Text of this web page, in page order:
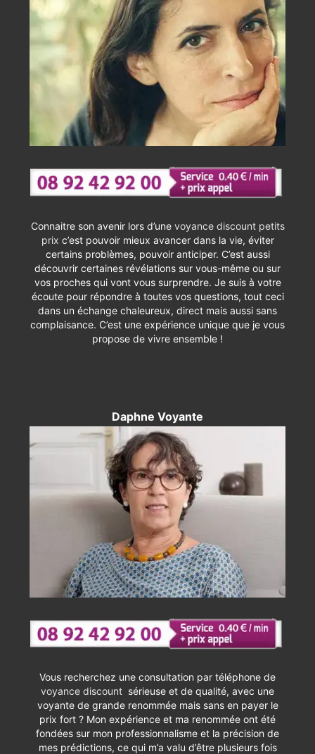
Connaitre son avenir lors d’une voyance discount petits
prix c’est pouvoir mieux avancer dans la vie, éviter
certains problèmes, pouvoir anticiper. C’est aussi
découvrir certaines révélations sur vous-même ou sur
vos proches qui vont vous surprendre. Je suis à votre
écoute pour répondre à toutes vos questions, tout ceci
dans un échange chaleureux, direct mais aussi sans
complaisance. C’est une expérience unique que je vous
propose de vivre ensemble !
Daphne Voyante
Vous recherchez une consultation par téléphone de
voyance discount sérieuse et de qualité, avec une
voyante de grande renommée mais sans en payer le
prix fort ? Mon expérience et ma renommée ont été
fondées sur mon professionnalisme et la précision de
mes prédictions, ce qui m’a valu d’être plusieurs fois